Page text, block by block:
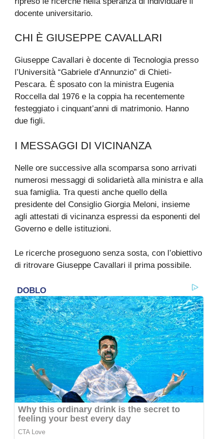
docente universitario.
CHI È GIUSEPPE CAVALLARI
Giuseppe Cavallari è docente di Tecnologia presso
l’Università “Gabriele d’Annunzio” di Chieti-
Pescara. È sposato con la ministra Eugenia
Roccella dal 1976 e la coppia ha recentemente
festeggiato i cinquant’anni di matrimonio. Hanno
due figli.
I MESSAGGI DI VICINANZA
Nelle ore successive alla scomparsa sono arrivati
numerosi messaggi di solidarietà alla ministra e alla
sua famiglia. Tra questi anche quello della
presidente del Consiglio Giorgia Meloni, insieme
agli attestati di vicinanza espressi da esponenti del
Governo e delle istituzioni.
Le ricerche proseguono senza sosta, con l’obiettivo
di ritrovare Giuseppe Cavallari il prima possibile.